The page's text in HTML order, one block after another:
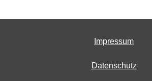
Impressum
Datenschutz